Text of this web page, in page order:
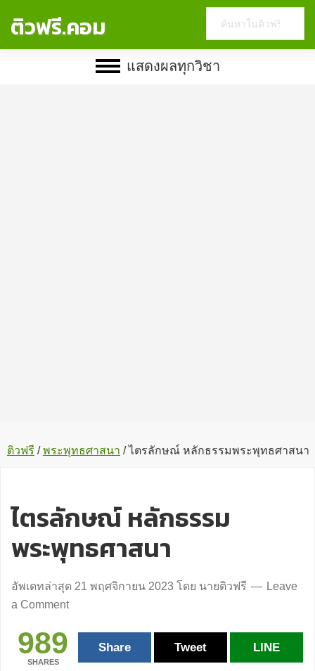
ติวฟรี.คอม
website
แสดงผลทุกวิชา
ติวฟรี / พระพุทธศาสนา /ไตรลักษณ์ หลักธรรมพระพุทธศาสนา
ไตรลักษณ์ หลักธรรม
พระพุทธศาสนา
อัพเดทล่าสุด 21 พฤศจิกายน 2023 โดย นายติวฟรี
Leave
a Comment
989
SHARES
Share Tweet LINE